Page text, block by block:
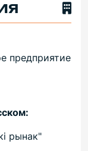
предприятие
рынак"